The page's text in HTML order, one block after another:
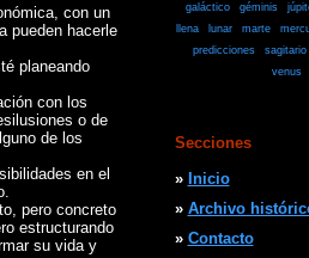
con un
pueden hacerle
planeando
con los
o de
de los
en el
pero concreto
estructurando
su vida y
galáctico
géminis
llena
lunar marte
predicciones
sagitario
venus
Secciones
» Inicio
» Archivo
» Contacto